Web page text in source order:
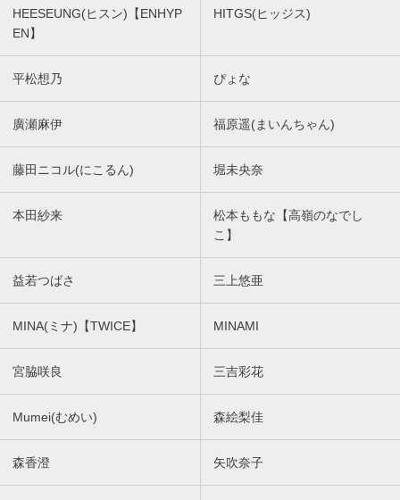
HEESEUNG(ヒスン)【ENHYP
EN】
HITGS(ヒッジス)
平松想乃 ぴょな
廣瀬麻伊 福原遥(まいんちゃん)
藤田ニコル(にこるん) 堀未央奈
本田紗来
松本ももな【高嶺のなでし
こ】
益若つばさ 三上悠亜
MINA(ミナ)【TWICE】 MINAMI
宮脇咲良 三吉彩花
Mumei(むめい) 森絵梨佳
森香澄 矢吹奈子